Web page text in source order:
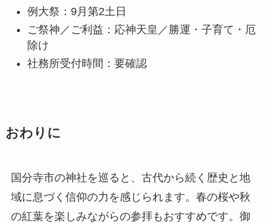
例大祭：9月第2土日
ご祭神／ご利益：応神天皇／勝運・子育て・厄
除け
社務所受付時間：要確認
おわりに
国分寺市の神社を巡ると、古代から続く歴史と地
域に息づく信仰の力を感じられます。春の桜や秋
の紅葉を楽しみながらの参拝もおすすめです。御